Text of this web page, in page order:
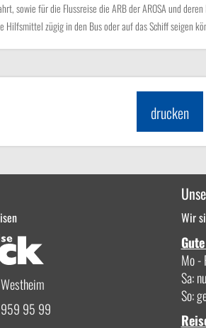
sowie für die Flussreise die ARB der AROSA und
Hilfsmittel zügig in den Bus oder auf das Schiff seigen
drucken
95 99
Wir
Mo -
Sa:
So: